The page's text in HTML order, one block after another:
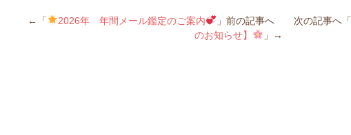
←「 2026年 年間メール鑑定のご案内 」前の記事へ 次の記事へ「
のお知らせ】
」→